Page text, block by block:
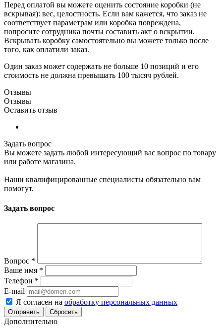
Перед оплатой вы можете оценить состояние коробки (не
вскрывая): вес, целостность. Если вам кажется, что заказ не
соответствует параметрам или коробка повреждена,
попросите сотрудника почты составить акт о вскрытии.
Вскрывать коробку самостоятельно вы можете только после
того, как оплатили заказ.
Один заказ может содержать не больше 10 позиций и его
стоимость не должна превышать 100 тысяч рублей.
Отзывы
Отзывы
Оставить отзыв
Задать вопрос
Вы можете задать любой интересующий вас вопрос по товару
или работе магазина.
Наши квалифицированные специалисты обязательно вам
помогут.
Задать вопрос
Вопрос *
Ваше имя *
Телефон *
E-mail
Я согласен на обработку персональных данных
Сбросить
Дополнительно